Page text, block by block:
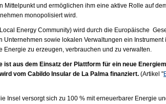
Mittelpunkt und ermöglichen ihm eine aktive Rolle auf
monopolisiert wird.
Energy Community) wird durch die Europäische
Unternehmen sowie lokalen Verwaltungen ein Instrument
Energie zu erzeugen, verbrauchen und zu verwalten.
ist aus dem Einsatz der Plattform für ein neue
vom Cabildo Insular de La Palma finanziert. (Artikel "
Insel versorgt sich zu 100 % mit erneuerbarer Energie